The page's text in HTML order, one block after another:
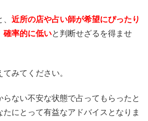
近所の店や占い師が希望にぴったり
確率的に低いと判断せざるを得ませ
みてください。
らない不安な状態で占ってもらったと
たにとって有益なアドバイスとなりま